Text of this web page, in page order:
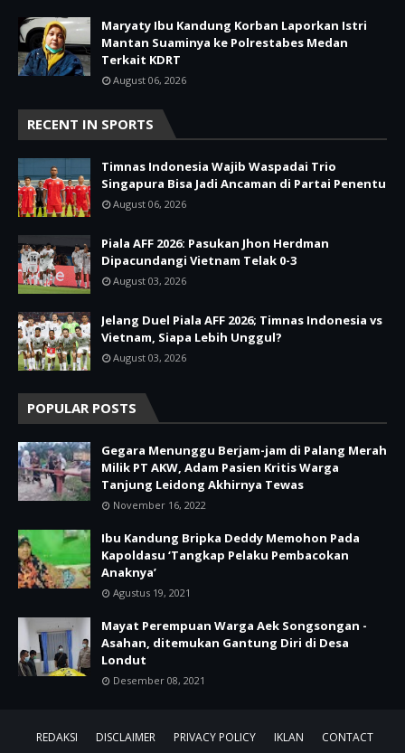
Maryaty Ibu Kandung Korban Laporkan Istri
Mantan Suaminya ke Polrestabes Medan
Terkait KDRT
August 06, 2026
RECENT IN SPORTS
Timnas Indonesia Wajib Waspadai Trio
Singapura Bisa Jadi Ancaman di Partai Penentu
August 06, 2026
Piala AFF 2026: Pasukan Jhon Herdman
Dipacundangi Vietnam Telak 0-3
August 03, 2026
Jelang Duel Piala AFF 2026; Timnas Indonesia vs
Vietnam, Siapa Lebih Unggul?
August 03, 2026
POPULAR POSTS
Gegara Menunggu Berjam-jam di Palang Merah
Milik PT AKW, Adam Pasien Kritis Warga
Tanjung Leidong Akhirnya Tewas
November 16, 2022
Ibu Kandung Bripka Deddy Memohon Pada
Kapoldasu ‘Tangkap Pelaku Pembacokan
Anaknya’
Agustus 19, 2021
Mayat Perempuan Warga Aek Songsongan -
Asahan, ditemukan Gantung Diri di Desa
Londut
Desember 08, 2021
REDAKSI DISCLAIMER PRIVACY POLICY IKLAN CONTACT